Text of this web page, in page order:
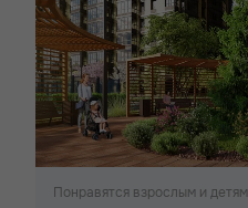
Понравятся взрослым и детям